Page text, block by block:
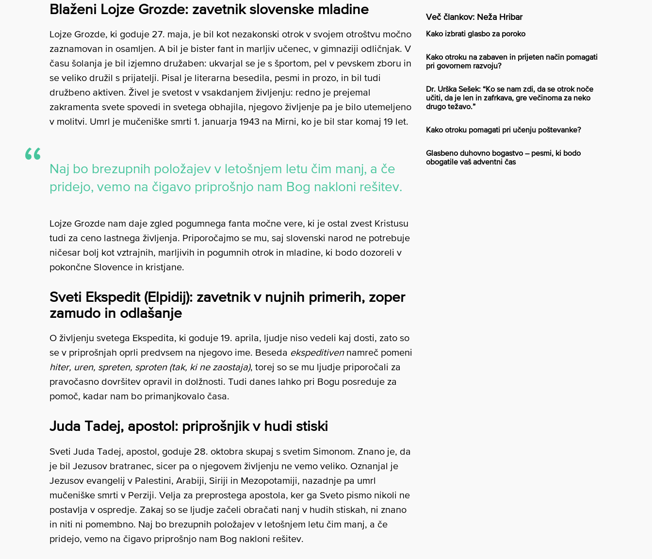
Blaženi Lojze Grozde: zavetnik slovenske mladine
Lojze Grozde, ki goduje 27. maja, je bil kot nezakonski otrok v svojem otroštvu močno
zaznamovan in osamljen. A bil je bister fant in marljiv učenec, v gimnaziji odličnjak. V
času šolanja je bil izjemno družaben: ukvarjal se je s športom, pel v pevskem zboru in
se veliko družil s prijatelji. Pisal je literarna besedila, pesmi in prozo, in bil tudi
družbeno aktiven. Živel je svetost v vsakdanjem življenju: redno je prejemal
zakramenta svete spovedi in svetega obhajila, njegovo življenje pa je bilo utemeljeno
v molitvi. Umrl je mučeniške smrti 1. januarja 1943 na Mirni, ko je bil star komaj 19 let.
Naj bo brezupnih položajev v letošnjem letu čim manj, a če
pridejo, vemo na čigavo priprošnjo nam Bog nakloni rešitev.
Lojze Grozde nam daje zgled pogumnega fanta močne vere, ki je ostal zvest Kristusu
tudi za ceno lastnega življenja. Priporočajmo se mu, saj slovenski narod ne potrebuje
ničesar bolj kot vztrajnih, marljivih in pogumnih otrok in mladine, ki bodo dozoreli v
pokončne Slovence in kristjane.
Sveti Ekspedit (Elpidij): zavetnik v nujnih primerih, zoper
zamudo in odlašanje
O življenju svetega Ekspedita, ki goduje 19. aprila, ljudje niso vedeli kaj dosti, zato so
se v priprošnjah oprli predvsem na njegovo ime. Beseda ekspeditiven namreč pomeni
hiter, uren, spreten, sproten (tak, ki ne zaostaja), torej so se mu ljudje priporočali za
pravočasno dovršitev opravil in dolžnosti. Tudi danes lahko pri Bogu posreduje za
pomoč, kadar nam bo primanjkovalo časa.
Juda Tadej, apostol: priprošnjik v hudi stiski
Sveti Juda Tadej, apostol, goduje 28. oktobra skupaj s svetim Simonom. Znano je, da
je bil Jezusov bratranec, sicer pa o njegovem življenju ne vemo veliko. Oznanjal je
Jezusov evangelij v Palestini, Arabiji, Siriji in Mezopotamiji, nazadnje pa umrl
mučeniške smrti v Perziji. Velja za preprostega apostola, ker ga Sveto pismo nikoli ne
postavlja v ospredje. Zakaj so se ljudje začeli obračati nanj v hudih stiskah, ni znano
in niti ni pomembno. Naj bo brezupnih položajev v letošnjem letu čim manj, a če
pridejo, vemo na čigavo priprošnjo nam Bog nakloni rešitev.
Več člankov: Neža Hribar
Kako izbrati glasbo za poroko
Kako otroku na zabaven in prijeten način pomagati
pri govornem razvoju?
Dr. Urška Sešek: “Ko se nam zdi, da se otrok noče
učiti, da je len in zafrkava, gre večinoma za neko
drugo težavo.”
Kako otroku pomagati pri učenju poštevanke?
Glasbeno duhovno bogastvo – pesmi, ki bodo
obogatile vaš adventni čas